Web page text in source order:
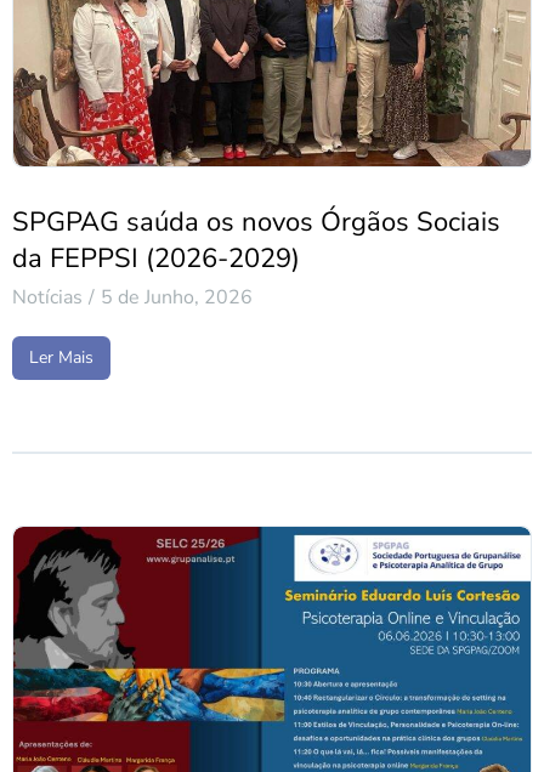
SPGPAG saúda os novos Órgãos Sociais
da FEPPSI (2026-2029)
Notícias 5 de Junho, 2026
Ler Mais